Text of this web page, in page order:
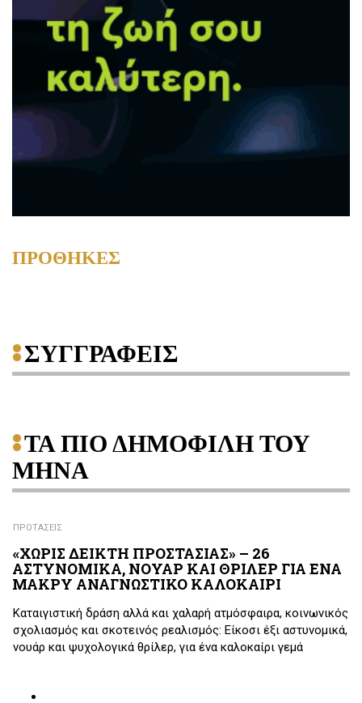
ΠΡΟΘΗΚΕΣ
ΣΥΓΓΡΑΦΕΙΣ
ΤΑ ΠΙΟ ΔΗΜΟΦΙΛΗ ΤΟΥ
ΜΗΝΑ
ΠΡΟΤΑΣΕΙΣ
«ΧΩΡΙΣ ΔΕΙΚΤΗ ΠΡΟΣΤΑΣΙΑΣ» – 26
ΑΣΤΥΝΟΜΙΚΑ, ΝΟΥΑΡ ΚΑΙ ΘΡΙΛΕΡ ΓΙΑ ΕΝΑ
ΜΑΚΡΥ ΑΝΑΓΝΩΣΤΙΚΟ ΚΑΛΟΚΑΙΡΙ
Καταιγιστική δράση αλλά και χαλαρή ατμόσφαιρα, κοινωνικός
σχολιασμός και σκοτεινός ρεαλισμός: Είκοσι έξι αστυνομικά,
νουάρ και ψυχολογικά θρίλερ, για ένα καλοκαίρι γεμά